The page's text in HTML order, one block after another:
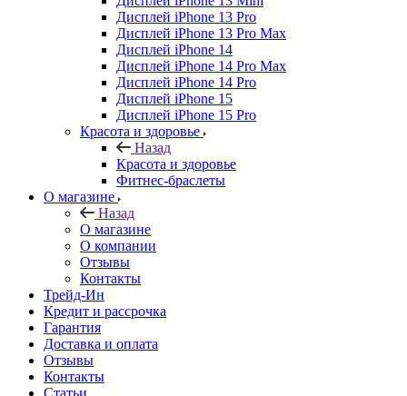
Дисплей iPhone 13 Pro
Дисплей iPhone 13 Pro Max
Дисплей iPhone 14
Дисплей iPhone 14 Pro Max
Дисплей iPhone 14 Pro
Дисплей iPhone 15
Дисплей iPhone 15 Pro
Красота и здоровье
Назад
Красота и здоровье
Фитнес-браслеты
О магазине
Назад
О магазине
О компании
Отзывы
Контакты
Трейд-Ин
Кредит и рассрочка
Гарантия
Доставка и оплата
Отзывы
Контакты
Статьи